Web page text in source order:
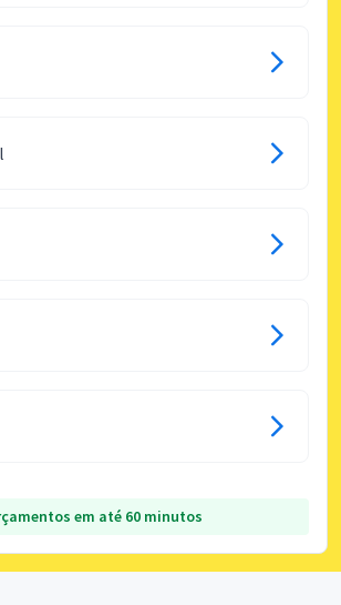
em até 60 minutos